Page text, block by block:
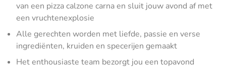
van een pizza calzone carna en sluit jouw avond af met
een vruchtenexplosie
Alle gerechten worden met liefde, passie en verse
ingrediënten, kruiden en specerijen gemaakt
Het enthousiaste team bezorgt jou een topavond